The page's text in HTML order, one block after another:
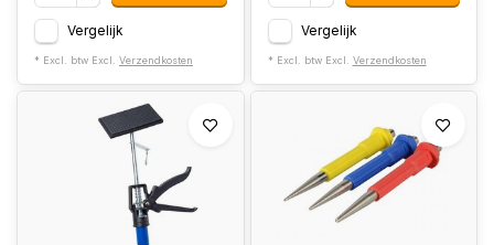
Vergelijk
* Excl. btw Excl. Verzendkosten
Vergelijk
* Excl. btw Excl. Verzendkosten